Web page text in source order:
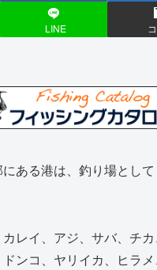
LINE
ある港は、釣り場とし
レイ、アジ、サバ、チ
ンコ、ヤリイカ、ヒラ